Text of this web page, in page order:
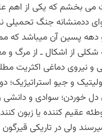
می بخشم که یکی از اهم
ددمنشانه جنگ
دهه پسین آن میباشد که
از اشکال ـ از مرگ و
و نیروی دماغی اکثریت
و جیو استراتیژیک؛
دل خوردن؛ سوادی و
عقیم کننده یا زبون
میرسند ولی در تاریکی